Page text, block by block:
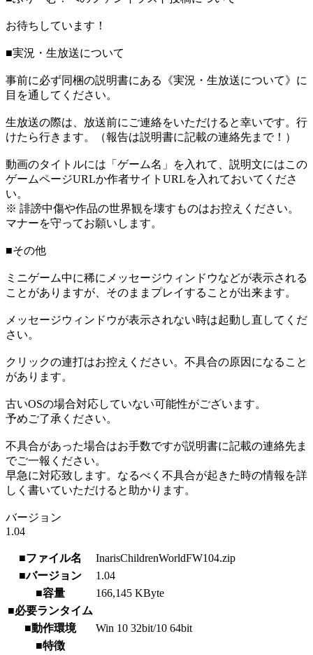
お待ちしています！
■実況・生放送について
事前に必ず同梱の説明書にある《実況・生放送について》に
目を通してください。
生放送の際は、放送前にご連絡をいただけると幸いです。行
けたら行きます。（報告は説明書に記載の連絡先まで！）
動画のタイトルには「ゲーム名」を入れて、説明文にはこの
ゲームページURLか作者サイトURLを入れておいてくださ
い。
※ 誹謗中傷や作品の世界観を壊すものはお控えください。
マナーを守ってお願いします。
■その他
ミニゲーム中に稀にメッセージウィンドウなどが表示される
ことがありますが、そのままプレイすることが出来ます。
メッセージウィンドウが表示されない時は起動し直してくだ
さい。
クリックの連打はお控えください。不具合の原因になること
があります。
古いOSの場合対応していない可能性がございます。
予めご了承ください。
不具合があった場合はお手数ですが説明書に記載の連絡先ま
でご一報ください。
早急に対応致します。なるべく不具合が起きた時の情報を詳
しく書いていただけると助かります。
バージョン
1.04
■ファイル名
InarisChildrenWorldFW104.zip
■バージョン
1.04
■容量
166,145 KByte
■必要ランタイム
■動作環境
Win 10 32bit/10 64bit
■特徴